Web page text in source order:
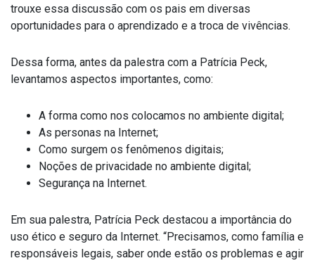
trouxe essa discussão com os pais em diversas
oportunidades para o aprendizado e a troca de vivências.
Dessa forma, antes da palestra com a Patrícia Peck,
levantamos aspectos importantes, como:
A forma como nos colocamos no ambiente digital;
As personas na Internet;
Como surgem os fenômenos digitais;
Noções de privacidade no ambiente digital;
Segurança na Internet.
Em sua palestra, Patrícia Peck destacou a importância do
uso ético e seguro da Internet. “Precisamos, como família e
responsáveis legais, saber onde estão os problemas e agir